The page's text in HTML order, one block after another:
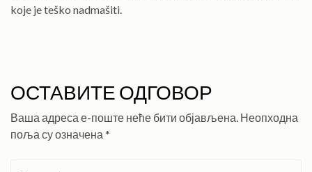
koje je teško nadmašiti.
ОСТАВИТЕ ОДГОВОР
Ваша адреса е-поште неће бити објављена. Неопходна
поља су означена *